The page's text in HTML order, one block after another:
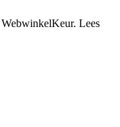
WebwinkelKeur. Lees